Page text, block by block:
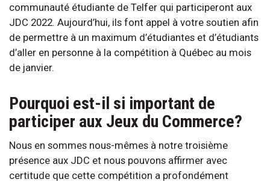
communauté étudiante de Telfer qui participeront aux
JDC 2022. Aujourd’hui, ils font appel à votre soutien afin
de permettre à un maximum d’étudiantes et d’étudiants
d’aller en personne à la compétition à Québec au mois
de janvier.
Pourquoi est-il si important de
participer aux Jeux du Commerce?
Nous en sommes nous-mêmes à notre troisième
présence aux JDC et nous pouvons affirmer avec
certitude que cette compétition a profondément